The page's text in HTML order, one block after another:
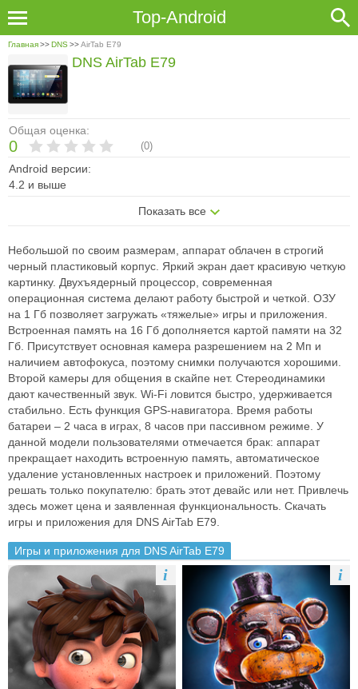
Top-Android
Главная>>DNS>>AirTab E79
Общая оценка:
0 (0)
Android версии:
4.2 и выше
Показать все
DNS AirTab E79
Небольшой по своим размерам, аппарат облачен в строгий
черный пластиковый корпус. Яркий экран дает красивую четкую
картинку. Двухъядерный процессор, современная
операционная система делают работу быстрой и четкой. ОЗУ
на 1 Гб позволяет загружать «тяжелые» игры и приложения.
Встроенная память на 16 Гб дополняется картой памяти на 32
Гб. Присутствует основная камера разрешением на 2 Мп и
наличием автофокуса, поэтому снимки получаются хорошими.
Второй камеры для общения в скайпе нет. Стереодинамики
дают качественный звук. Wi-Fi ловится быстро, удерживается
стабильно. Есть функция GPS-навигатора. Время работы
батареи – 2 часа в играх, 8 часов при пассивном режиме. У
данной модели пользователями отмечается брак: аппарат
прекращает находить встроенную память, автоматическое
удаление установленных настроек и приложений. Поэтому
решать только покупателю: брать этот девайс или нет. Привлечь
здесь может цена и заявленная функциональность. Скачать
игры и приложения для DNS AirTab E79.
Игры и приложения для DNS AirTab E79
i i